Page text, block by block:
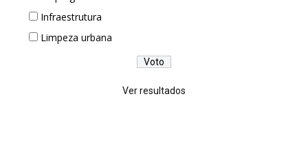
Infraestrutura
Limpeza urbana
Ver resultados